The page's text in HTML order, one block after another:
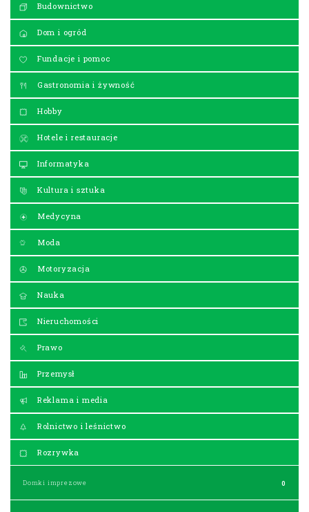
Budownictwo
Dom i ogród
Fundacje i pomoc
Gastronomia i żywność
Hobby
Hotele i restauracje
Informatyka
Kultura i sztuka
Medycyna
Moda
Motoryzacja
Nauka
Nieruchomości
Prawo
Przemysł
Reklama i media
Rolnictwo i leśnictwo
Rozrywka
Domki imprezowe 0